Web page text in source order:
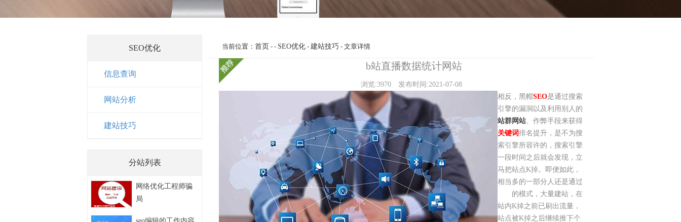
SEO优化
信息查询
网站分析
建站技巧
分站列表
网络优化工程师骗
局
当前位置： 首页 - - SEO优化 - 建站技巧 - 文章详情
b站直播数据统计网站
浏览:3970
发布时间:2021-07-08
相反，黑帽SEO是通过搜索
引擎的漏洞以及利用别人的
站群网站、作弊手段来获得
关键词排名提升，是不为搜
索引擎所容许的，搜索引擎
一段时间之后就会发现，立
马把站点K掉。即便如此，
相当多的一部分人还是通过
的模式，大量建站，在
站内K掉之前已刷出流量，
站点被K掉之后继续推下个